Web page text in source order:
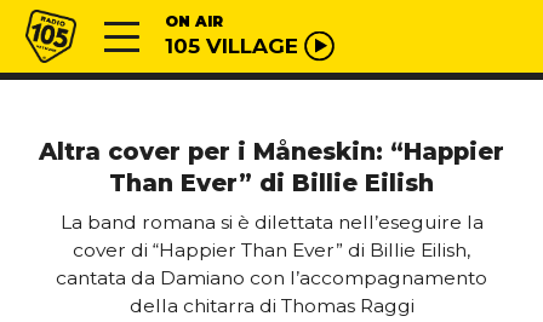
Vai al contenuto
Radio 105 ON AIR
105 VILLAGE
Altra cover per i Måneskin: “Happier
Than Ever” di Billie Eilish
La band romana si è dilettata nell’eseguire la
cover di “Happier Than Ever” di Billie Eilish,
cantata da Damiano con l’accompagnamento
della chitarra di Thomas Raggi